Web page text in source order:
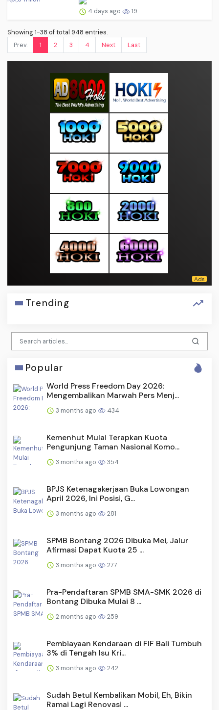
4 days ago 19
Showing 1-38 of total 948 entries.
Prev.
1 2 3 4 Next Last
Trending
Popular
World Press Freedom Day 2026:
Mengembalikan Marwah Pers Menj...
3 months ago 434
Kemenhut Mulai Terapkan Kuota
Pengunjung Taman Nasional Komo...
3 months ago 354
BPJS Ketenagakerjaan Buka Lowongan
April 2026, Ini Posisi, G...
3 months ago 281
SPMB Bontang 2026 Dibuka Mei, Jalur
Afirmasi Dapat Kuota 25 ...
3 months ago 277
Pra-Pendaftaran SPMB SMA-SMK 2026 di
Bontang Dibuka Mulai 8 ...
2 months ago 259
Pembiayaan Kendaraan di FIF Bali Tumbuh
3% di Tengah Isu Kri...
3 months ago 242
Sudah Betul Kembalikan Mobil, Eh, Bikin
Ramai Lagi Renovasi ...